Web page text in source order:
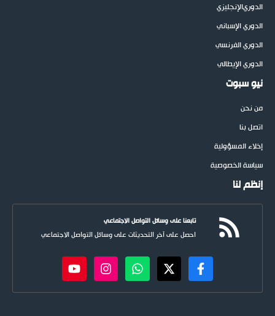
الدوريالإنجليزي
الدوري الإسباني
الدوري الفرنسي
الدوري الإيطالي
نيو سبوت
من نحن
اتصل بنا
إخلاء المسؤولية
سياسة الخصوصية
إنظم لنا
تابعنا على وسائل التواصل الاجتماعي
احصل على آخر التحديثات على وسائل التواصل الاجتماعي